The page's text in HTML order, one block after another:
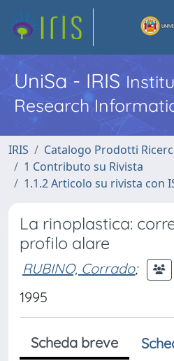
UniSa - IRIS
Research
IRIS
Catalogo Prodotti
1 Contributo su Rivista
1.1.2 Articolo su rivista con
La rinoplastica:
profilo alare
RUBINO, Corrado;
1995
Scheda breve